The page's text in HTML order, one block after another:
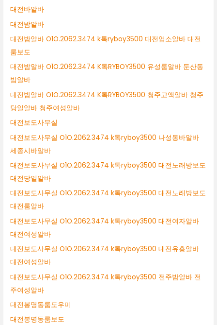
대전바알바
대전밤알바
대전밤알바 O1O.2062.3474 k톡ryboy3500 대전업소알바 대전
룸보도
대전밤알바 O1O.2062.3474 K톡RYBOY3500 유성룸알바 둔산동
밤알바
대전밤알바 O1O.2062.3474 K톡RYBOY3500 청주고액알바 청주
당일알바 청주여성알바
대전보도사무실
대전보도사무실 O1O.2062.3474 k톡ryboy3500 나성동바알바
세종시바알바
대전보도사무실 O1O.2062.3474 k톡ryboy3500 대전노래방보도
대전당일알바
대전보도사무실 O1O.2062.3474 k톡ryboy3500 대전노래방보도
대전룸알바
대전보도사무실 O1O.2062.3474 k톡ryboy3500 대전여자알바
대전여성알바
대전보도사무실 O1O.2062.3474 k톡ryboy3500 대전유흥알바
대전여성알바
대전보도사무실 O1O.2062.3474 k톡ryboy3500 전주밤알바 전
주여성알바
대전봉명동룸도우미
대전봉명동룸보도